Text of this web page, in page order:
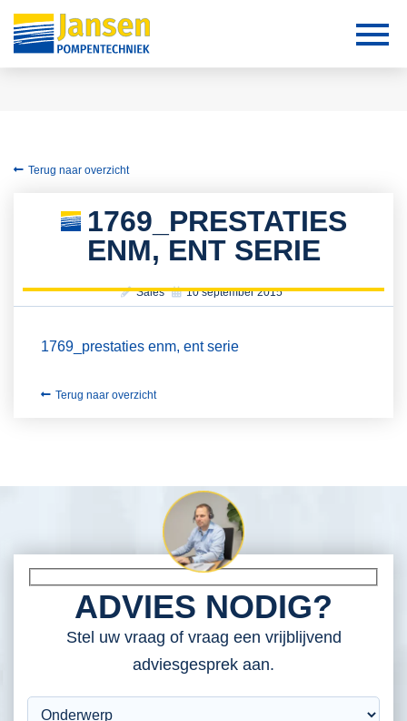
Terug naar overzicht
1769_PRESTATIES
ENM, ENT SERIE
Sales 10 september 2015
1769_prestaties enm, ent serie
Terug naar overzicht
ADVIES NODIG?
Stel uw vraag of vraag een vrijblijvend
adviesgesprek aan.